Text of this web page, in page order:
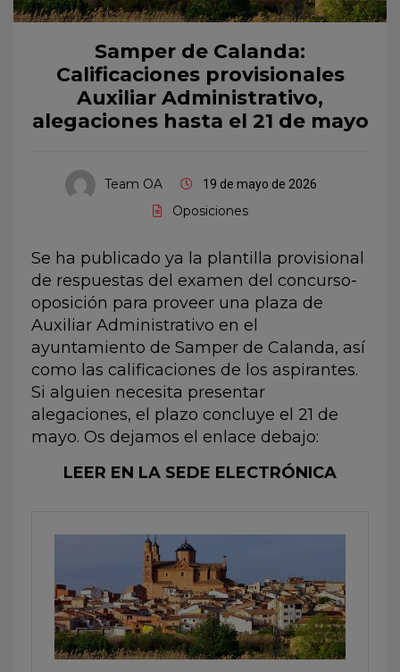
Samper de Calanda:
Calificaciones provisionales
Auxiliar Administrativo,
alegaciones hasta el 21 de mayo
Team OA 19 de mayo de 2026
Oposiciones
Se ha publicado ya la plantilla provisional
de respuestas del examen del concurso-
oposición para proveer una plaza de
Auxiliar Administrativo en el
ayuntamiento de Samper de Calanda, así
como las calificaciones de los aspirantes.
Si alguien necesita presentar
alegaciones, el plazo concluye el 21 de
mayo. Os dejamos el enlace debajo:
LEER EN LA SEDE ELECTRÓNICA